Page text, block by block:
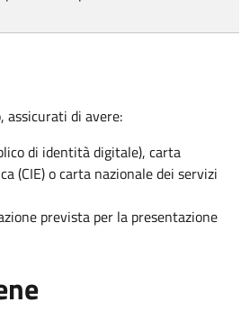
assicurati di avere:
di identità digitale), carta
(CIE) o carta nazionale dei servizi
prevista per la presentazione